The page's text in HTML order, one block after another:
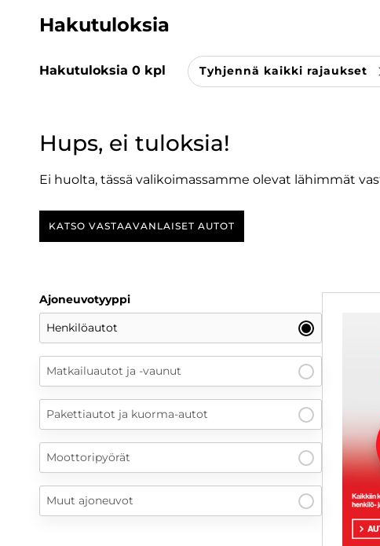
Hakutuloksia
Hakutuloksia 0 kpl Tyhjennä kaikki rajaukset
Hups, ei tuloksia!
Ei huolta, tässä valikoimassamme olevat lähimmät
KATSO VASTAAVANLAISET AUTOT
Ajoneuvotyyppi
Henkilöautot
Matkailuautot ja -vaunut
Pakettiautot ja kuorma-autot
Moottoripyörät
Muut ajoneuvot